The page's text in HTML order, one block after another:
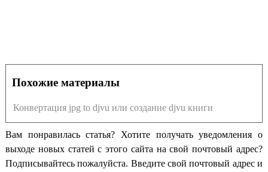
Похожие материалы
Конвертация jpg to djvu или создание djvu книги
Вам понравилась статья? Хотите получать уведомления о
выходе новых статей с этого сайта на свой почтовый адрес?
Подписывайтесь пожалуйста. Введите свой почтовый адрес и